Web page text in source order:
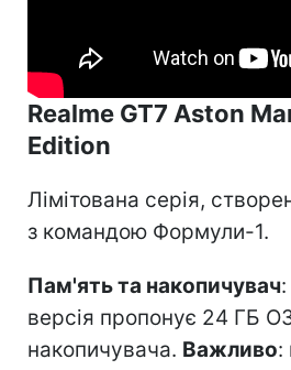
Realme GT7 Aston
Edition
Лімітована серія,
з командою Формули-1.
Пам'ять та накопичувач
версія пропонує 24 ГБ
накопичувача. Важливо: